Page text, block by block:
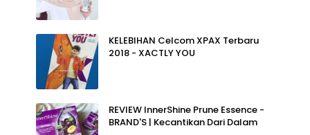
KELEBIHAN Celcom XPAX Terbaru
2018 - XACTLY YOU
REVIEW InnerShine Prune Essence -
BRAND'S | Kecantikan Dari Dalam